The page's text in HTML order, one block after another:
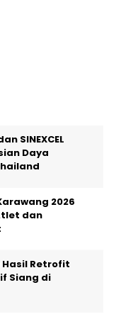
SINEXCEL
Daya
2026
dan
Hasil Retrofit
Siang di